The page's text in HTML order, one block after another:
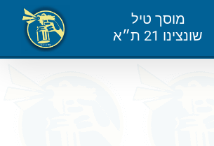
מוסך טיל
שונצינו 21 ת״א